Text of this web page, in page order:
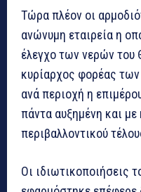
Τώρα πλέον οι
ανώνυμη εταιρεία η
έλεγχο των νερών του
κυρίαρχος φορέας
ανά περιοχή η
πάντα αυξημένη και
περιβαλλοντικού
Οι ιδιωτικοποιήσεις